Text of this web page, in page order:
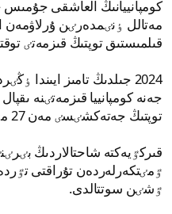
مەتالل ٶنٸمدەرٸن ۇرلاۋمەن
قىلمىستىق توپتىڭ قىزمەتٸ
2024 جىلدىڭ تامىز ايىندا
جەنە كومپانييا قىزمەتٸنە
توپتىڭ جەتەكشٸسٸ مەن 27 مٷشەسٸ ۇستالدى.
قىركٷيەكتە شاحتالاردىڭ
ٷمٸتكەرلەردەن تۇراقتى
ٷشٸن سوتتالدى.